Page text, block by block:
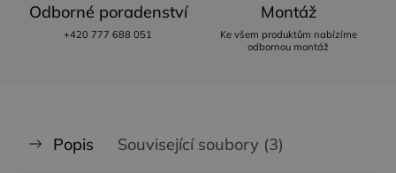
Odborné poradenství
+420 777 688 051
Montáž
Ke všem produktům nabízíme
odbornou montáž
Popis Související soubory (3)